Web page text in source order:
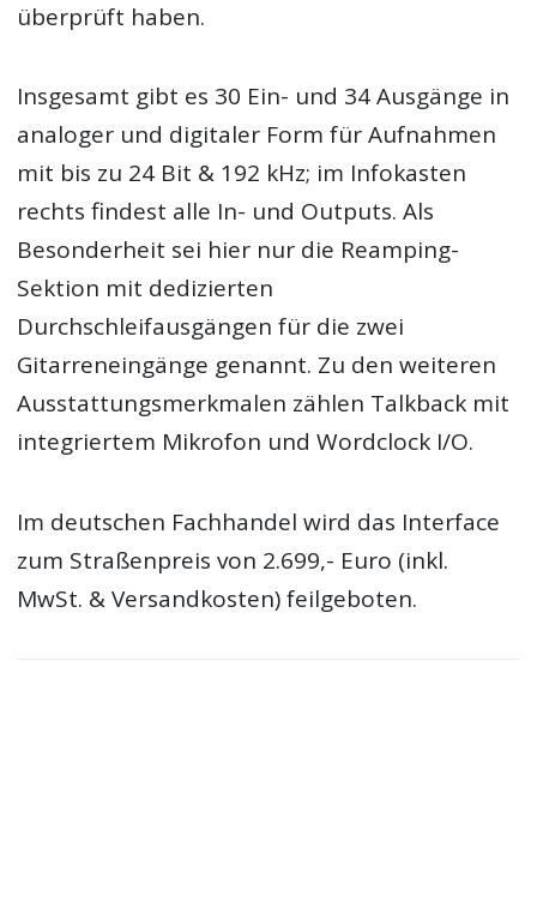
überprüft haben.
Insgesamt gibt es 30 Ein- und 34 Ausgänge in
analoger und digitaler Form für Aufnahmen
mit bis zu 24 Bit & 192 kHz; im Infokasten
rechts findest alle In- und Outputs. Als
Besonderheit sei hier nur die Reamping-
Sektion mit dedizierten
Durchschleifausgängen für die zwei
Gitarreneingänge genannt. Zu den weiteren
Ausstattungsmerkmalen zählen Talkback mit
integriertem Mikrofon und Wordclock I/O.
Im deutschen Fachhandel wird das Interface
zum Straßenpreis von 2.699,- Euro (inkl.
MwSt. & Versandkosten) feilgeboten.